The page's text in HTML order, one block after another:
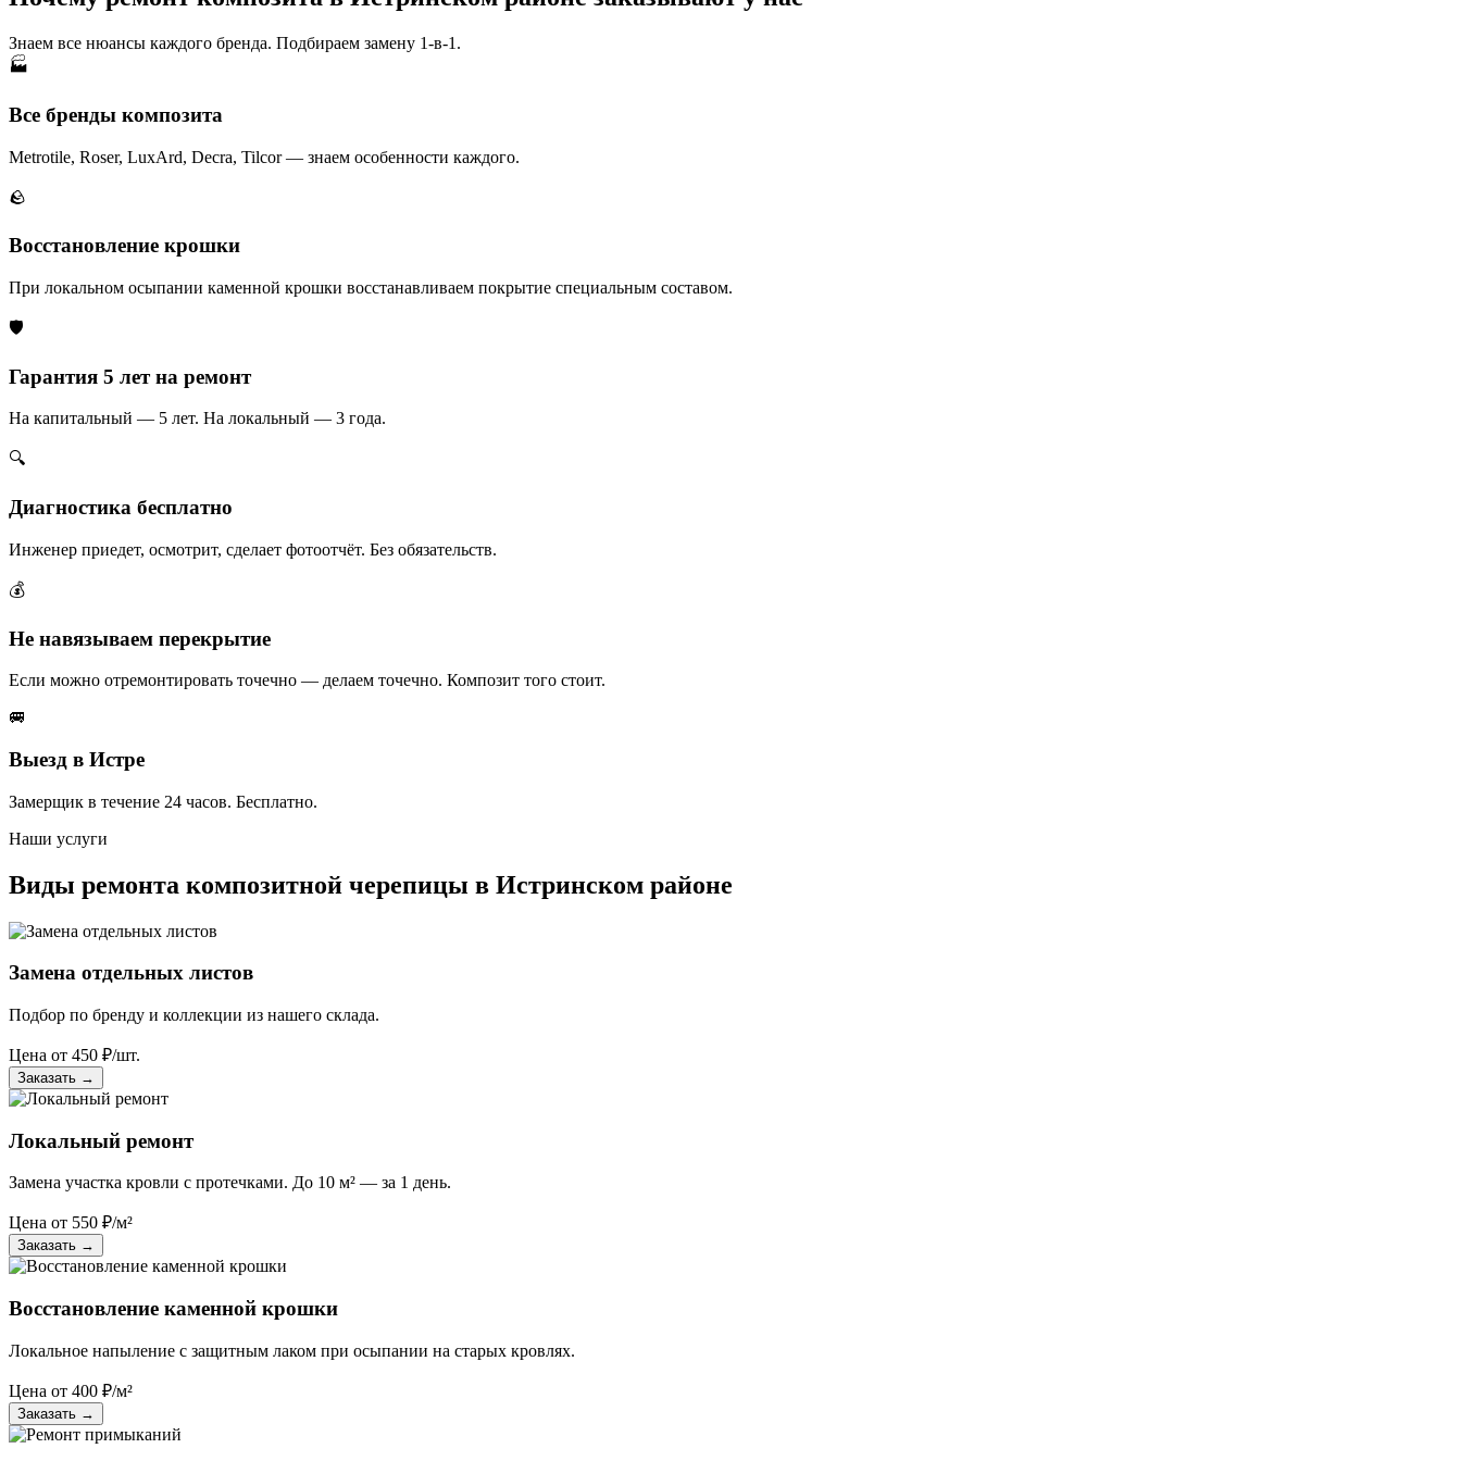
Знаем все нюансы каждого бренда. Подбираем замену 1-в-1.
🏭
Все бренды композита
Metrotile, Roser, LuxArd, Decra, Tilcor — знаем особенности каждого.
🪨
Восстановление крошки
При локальном осыпании каменной крошки восстанавливаем покрытие специальным составом.
🛡️
Гарантия 5 лет на ремонт
На капитальный — 5 лет. На локальный — 3 года.
🔍
Диагностика бесплатно
Инженер приедет, осмотрит, сделает фотоотчёт. Без обязательств.
💰
Не навязываем перекрытие
Если можно отремонтировать точечно — делаем точечно. Композит того стоит.
🚐
Выезд в Истре
Замерщик в течение 24 часов. Бесплатно.
Наши услуги
Виды ремонта композитной черепицы в Истринском районе
Замена отдельных листов
Подбор по бренду и коллекции из нашего склада.
Цена от 450 ₽/шт.
Заказать →
Локальный ремонт
Замена участка кровли с протечками. До 10 м² — за 1 день.
Цена от 550 ₽/м²
Заказать →
Восстановление каменной крошки
Локальное напыление с защитным лаком при осыпании на старых кровлях.
Цена от 400 ₽/м²
Заказать →